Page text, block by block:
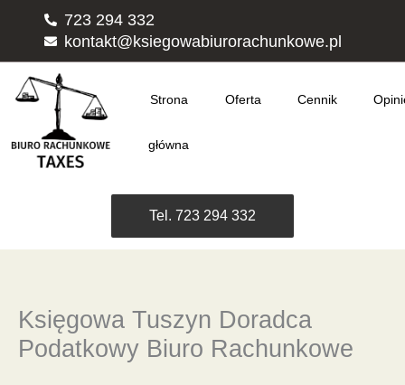
723 294 332
kontakt@ksiegowabiurorachunkowe.pl
Strona
główna
Oferta Cennik
Tel. 723 294 332
Księgowa Tuszyn Doradca
Podatkowy Biuro Rachunkowe